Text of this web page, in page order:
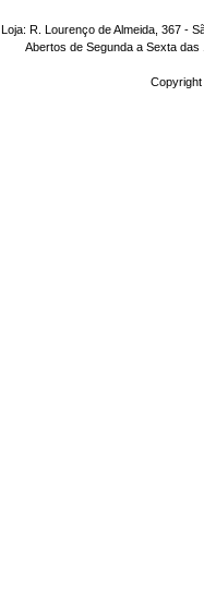
Loja: R. Lourenço de Almeida, 367 -
Abertos de Segunda a Sexta